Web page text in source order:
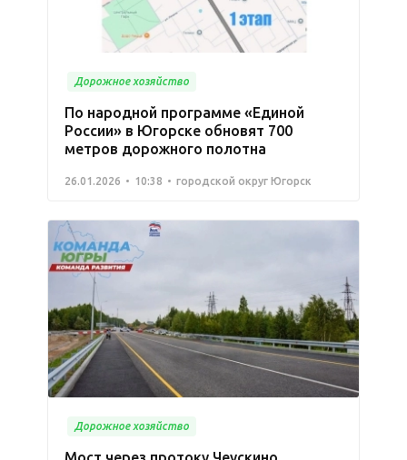
Дорожное хозяйство
По народной программе «Единой
России» в Югорске обновят 700
метров дорожного полотна
26.01.2026 10:38 городской округ Югорск
Дорожное хозяйство